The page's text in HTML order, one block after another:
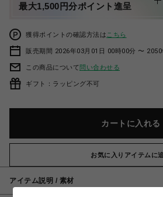
最大1,500円分ポイント進呈
獲得ポイントの確認方法は こちら
販売期間 2026年03月01日 00時00分 〜
この商品について問い合わせる
ギフト：ラッピング不可
カートに入れる
お気に入りアイテムに
アイテム説明 / 素材